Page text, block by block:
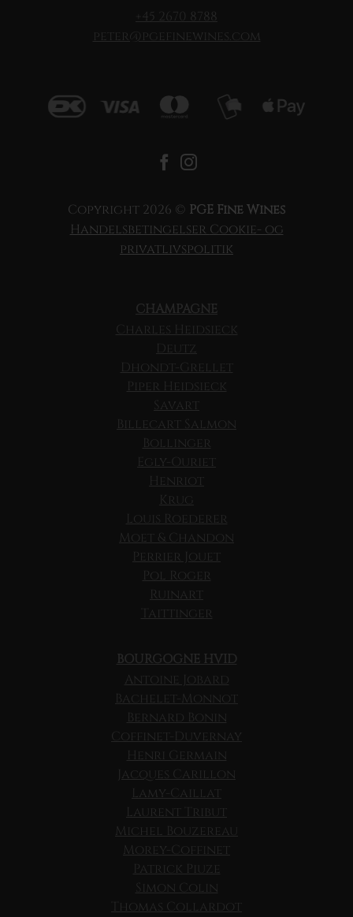
+45 2670 8788
peter@pgefinewines.com
Copyright 2026 © PGE Fine Wines
Handelsbetingelser Cookie- og
privatlivspolitik
CHAMPAGNE
Charles Heidsieck
Deutz
Dhondt-Grellet
Piper Heidsieck
Savart
Billecart Salmon
Bollinger
Egly-Ouriet
Henriot
Krug
Louis Roederer
Moet & Chandon
Perrier Jouet
Pol Roger
Ruinart
Taittinger
BOURGOGNE HVID
Antoine Jobard
Bachelet-Monnot
Bernard Bonin
Coffinet-Duvernay
Henri Germain
Jacques Carillon
Lamy-Caillat
Laurent Tribut
Michel Bouzereau
Morey-Coffinet
Patrick Piuze
Simon Colin
Thomas Collardot